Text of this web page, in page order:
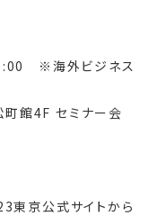
※海外ビジネス
町館4F セミナー会
東京公式サイトから